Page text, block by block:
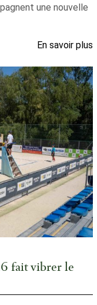
une nouvelle
En savoir plus
fait vibrer le